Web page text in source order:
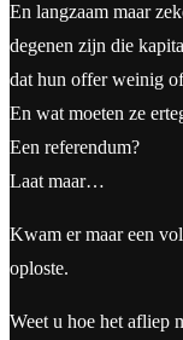
En langzaam maar
degenen zijn die
dat hun offer weinig
En wat moeten ze
Een referendum?
Laat maar…
Kwam er maar een
oploste.
Weet u hoe het afliep